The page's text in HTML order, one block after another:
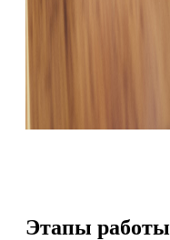
Этапы работы